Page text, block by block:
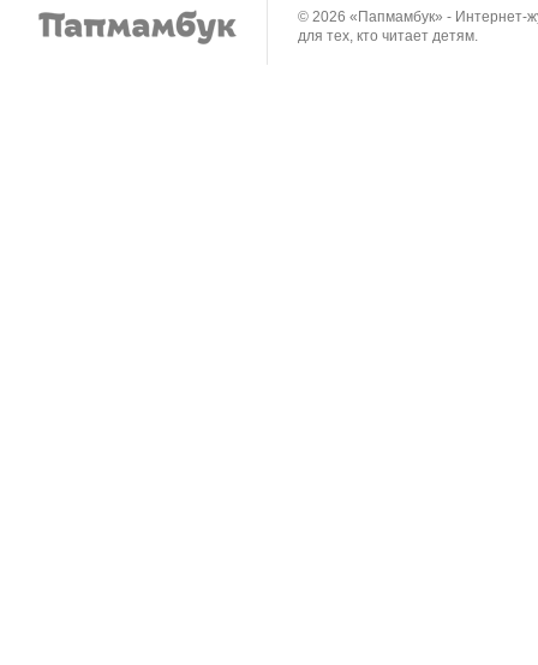
© 2026 «Папмамбук» - Интернет-
для тех, кто читает детям.